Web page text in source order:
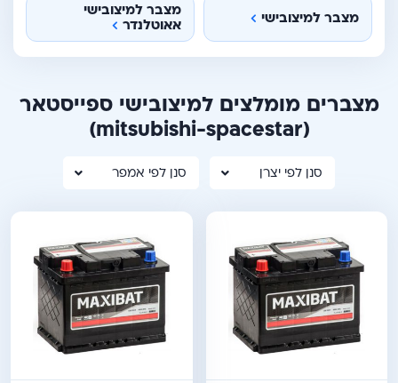
מצבר למיצובישי
מצבר למיצובישי
אאוטלנדר
מצברים מומלצים למיצובישי ספייסטאר
(mitsubishi-spacestar)
סנן לפי יצרן סנן לפי אמפר